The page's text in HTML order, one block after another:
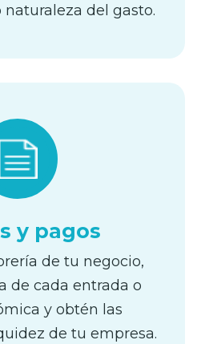
del gasto.
y pagos
de tu negocio,
de cada entrada o
y obtén las
de tu empresa.